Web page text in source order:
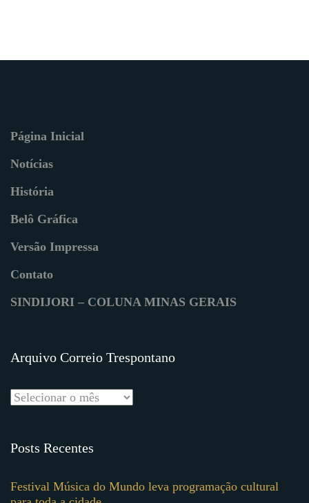
Página Inicial
Notícias
História
Belô Gráfica
Versão Impressa
Contato
SINDIJORI – COLUNA MINAS GERAIS
Arquivo Correio Trespontano
Posts Recentes
Festival Música do Mundo leva programação cultural